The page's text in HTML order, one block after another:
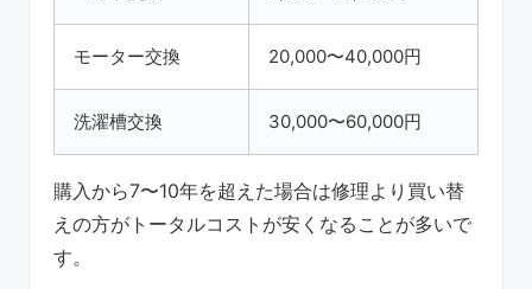
モーター交換 20,000〜40,000円
洗濯槽交換 30,000〜60,000円
購入から7〜10年を超えた場合は修理より買い替
えの方がトータルコストが安くなることが多いで
す。